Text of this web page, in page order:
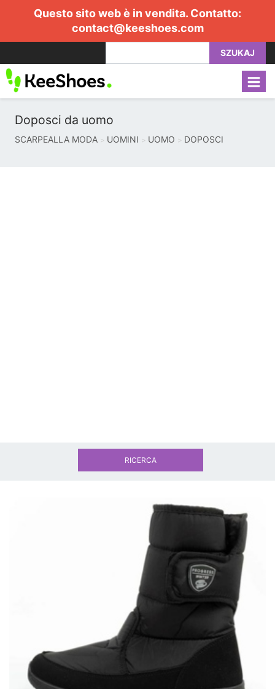
Questo sito web è in vendita. Contatto:
contact@keeshoes.com
SZUKAJ
Doposci da uomo
SCARPEALLA MODA UOMINI UOMO DOPOSCI
RICERCA